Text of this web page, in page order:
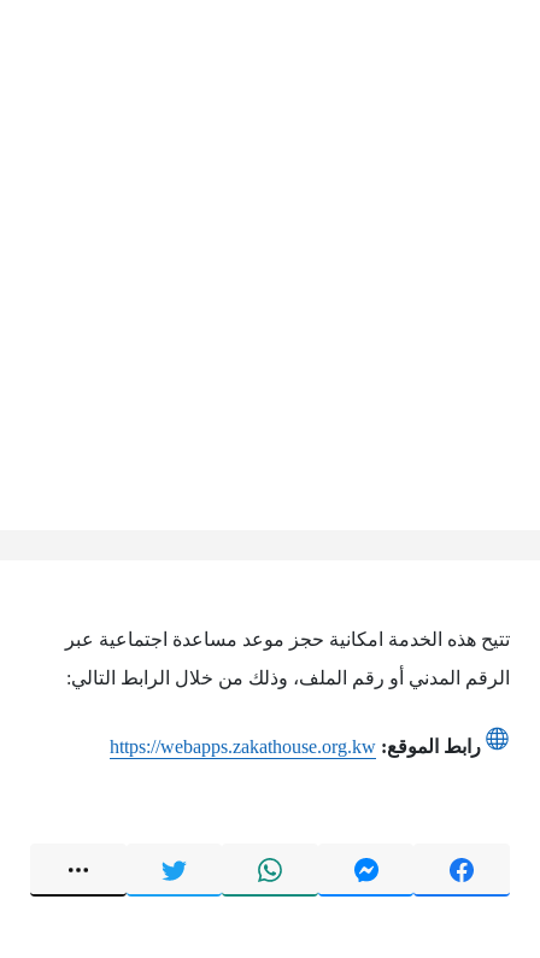
تتيح هذه الخدمة امكانية حجز موعد مساعدة اجتماعية عبر
الرقم المدني أو رقم الملف، وذلك من خلال الرابط التالي:
رابط الموقع: https://webapps.zakathouse.org.kw